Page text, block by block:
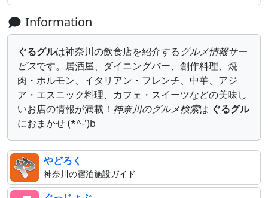
Information
ぐるグルは神奈川の飲食店を紹介する グルメ情報サー
ビスです。居酒屋、ダイニングバー、創作料理、焼
肉・ホルモン、イタリアン・フレンチ、中華、アジ
ア・エスニック料理、カフェ・スイーツなどの美味し
いお店の情報が満載！ 神奈川のグルメ検索は ぐるグル
におまかせ (*^-')b
やどろく
神奈川の宿泊施設ガイド